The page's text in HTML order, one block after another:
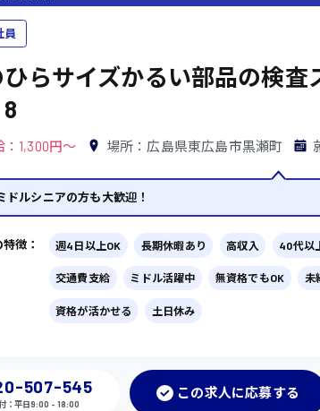
員
ひらサイズかるい部品の検
：1,300円～ 場所：広島県東広島市黒瀬町
ドルシニアの方も大歓迎！
徴： 週4日以上OK 長期休暇あり 高収入 40代以
交通費支給 ミドル活躍中 無資格でもOK 未
資格が活かせる 土日休み
507-545
：平日9:00 - 18:00
この求人に応募する